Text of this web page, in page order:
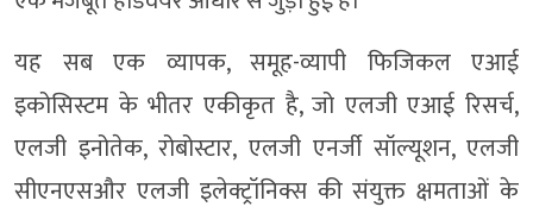
यह सब एक व्यापक, समूह-व्यापी फिजिकल एआई
इकोसिस्टम के भीतर एकीकृत है, जो एलजी एआई रिसर्च,
एलजी इनोतेक, रोबोस्टार, एलजी एनर्जी सॉल्यूशन, एलजी
सीएनएसऔर एलजी इलेक्ट्रॉनिक्स की संयुक्त क्षमताओं के